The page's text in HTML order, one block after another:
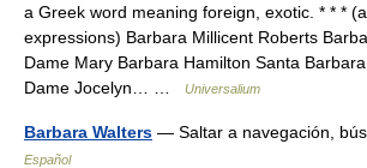
a Greek word meaning foreign, exotic. * * *
expressions) Barbara Millicent Roberts
Dame Mary Barbara Hamilton Santa
Dame Jocelyn… …
Universalium
Barbara Walters — Saltar a navegación,
Español